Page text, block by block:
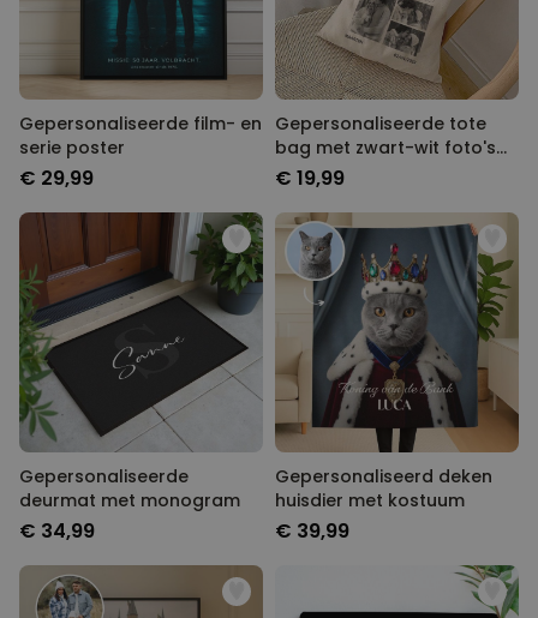
Gepersonaliseerde film- en
serie poster
€ 29,99
Gepersonaliseerde tote
bag met zwart-wit foto's
en tekst
€ 19,99
Gepersonaliseerde
deurmat met monogram
€ 34,99
Gepersonaliseerd deken
huisdier met kostuum
€ 39,99